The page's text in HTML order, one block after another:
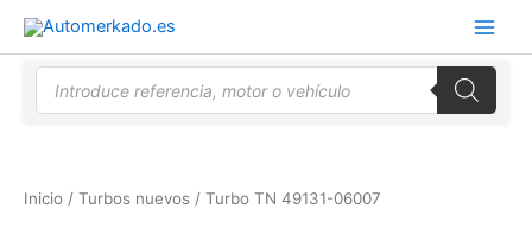
contenido
Búsqueda
Inicio / Turbos nuevos / Turbo TN 49131-06007